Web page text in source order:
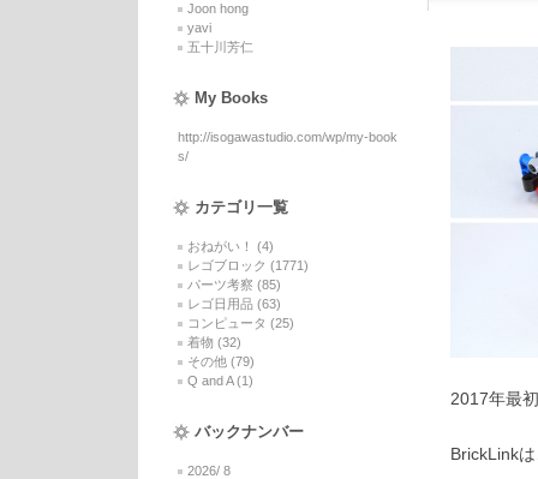
Joon hong
yavi
五十川芳仁
My Books
http://isogawastudio.com/wp/my-book
s/
カテゴリ一覧
おねがい！ (4)
レゴブロック (1771)
パーツ考察 (85)
レゴ日用品 (63)
コンピュータ (25)
着物 (32)
その他 (79)
Q and A (1)
バックナンバー
2026/ 8
2017年最
BrickLinkは